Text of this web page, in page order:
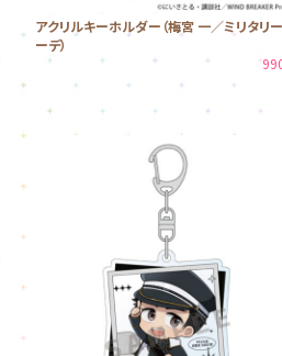
アクリルキーホルダー（梅宮 一／ミリタリ
ーデ）